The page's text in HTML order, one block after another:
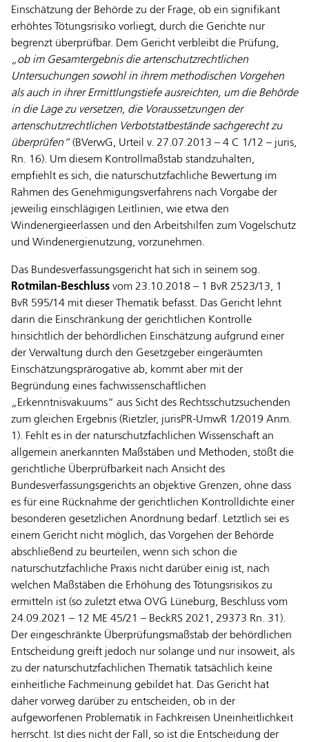
Einschätzung der Behörde zu der Frage, ob ein signifikant
erhöhtes Tötungsrisiko vorliegt, durch die Gerichte nur
begrenzt überprüfbar. Dem Gericht verbleibt die Prüfung,
„ob im Gesamtergebnis die artenschutzrechtlichen
Untersuchungen sowohl in ihrem methodischen Vorgehen
als auch in ihrer Ermittlungstiefe ausreichten, um die Behörde
in die Lage zu versetzen, die Voraussetzungen der
artenschutzrechtlichen Verbotstatbestände sachgerecht zu
überprüfen“ (BVerwG, Urteil v. 27.07.2013 – 4 C 1/12 – juris,
Rn. 16). Um diesem Kontrollmaßstab standzuhalten,
empfiehlt es sich, die naturschutzfachliche Bewertung im
Rahmen des Genehmigungsverfahrens nach Vorgabe der
jeweilig einschlägigen Leitlinien, wie etwa den
Windenergieerlassen und den Arbeitshilfen zum Vogelschutz
und Windenergienutzung, vorzunehmen.
Das Bundesverfassungsgericht hat sich in seinem sog.
Rotmilan-Beschluss vom 23.10.2018 – 1 BvR 2523/13, 1
BvR 595/14 mit dieser Thematik befasst. Das Gericht lehnt
darin die Einschränkung der gerichtlichen Kontrolle
hinsichtlich der behördlichen Einschätzung aufgrund einer
der Verwaltung durch den Gesetzgeber eingeräumten
Einschätzungsprärogative ab, kommt aber mit der
Begründung eines fachwissenschaftlichen
„Erkenntnisvakuums“ aus Sicht des Rechtsschutzsuchenden
zum gleichen Ergebnis (Rietzler, jurisPR-UmwR 1/2019 Anm.
1). Fehlt es in der naturschutzfachlichen Wissenschaft an
allgemein anerkannten Maßstäben und Methoden, stößt die
gerichtliche Überprüfbarkeit nach Ansicht des
Bundesverfassungsgerichts an objektive Grenzen, ohne dass
es für eine Rücknahme der gerichtlichen Kontrolldichte einer
besonderen gesetzlichen Anordnung bedarf. Letztlich sei es
einem Gericht nicht möglich, das Vorgehen der Behörde
abschließend zu beurteilen, wenn sich schon die
naturschutzfachliche Praxis nicht darüber einig ist, nach
welchen Maßstäben die Erhöhung des Tötungsrisikos zu
ermitteln ist (so zuletzt etwa OVG Lüneburg, Beschluss vom
24.09.2021 – 12 ME 45/21 – BeckRS 2021, 29373 Rn. 31).
Der eingeschränkte Überprüfungsmaßstab der behördlichen
Entscheidung greift jedoch nur solange und nur insoweit, als
zu der naturschutzfachlichen Thematik tatsächlich keine
einheitliche Fachmeinung gebildet hat. Das Gericht hat
daher vorweg darüber zu entscheiden, ob in der
aufgeworfenen Problematik in Fachkreisen Uneinheitlichkeit
herrscht. Ist dies nicht der Fall, so ist die Entscheidung der